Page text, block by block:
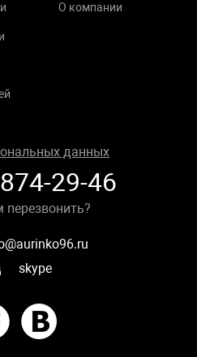
О компании
данных
29-46
перезвонить?
skype